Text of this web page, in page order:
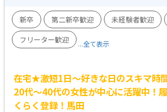
新卒 第二新卒歓迎 未経験者歓迎
フリーター歓迎
...全て表示
在宅★激短1日～好きな日のスキマ時
20代～40代の女性が中心に活躍中！
くらく登録！馬田